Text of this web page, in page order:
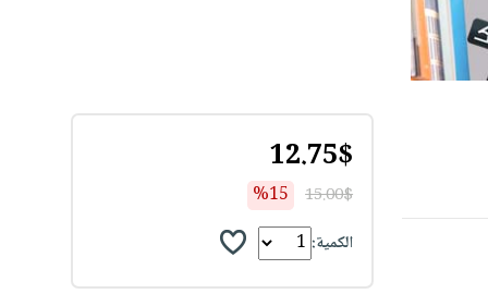
12.75$
15.00$
%15
الكمية: